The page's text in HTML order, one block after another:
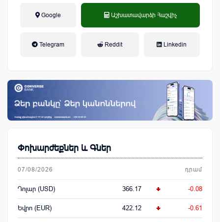
Google Աշխատավարձի Հաշվիչ
Telegram Reddit Linkedin
Փոխարժեքներ և Գներ
07/08/2026 դրամ
Դոլար (USD) 366.17 -0.08
Եվրո (EUR) 422.12 -0.61